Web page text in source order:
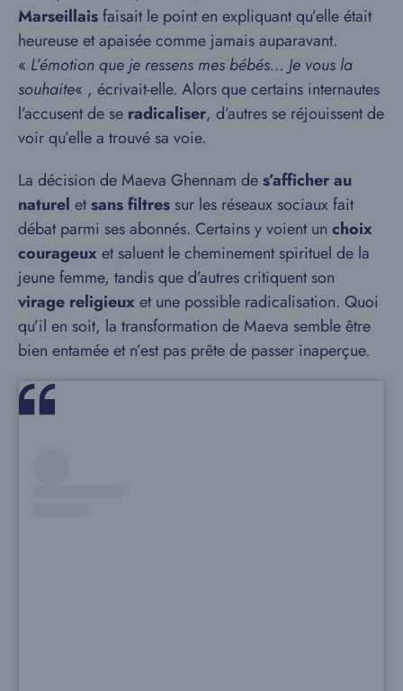
Marseillaisfaisait le point en expliquant qu’elle était
heureuse et apaisée comme jamais auparavant.
« L’émotion que je ressens mes bébés… Je vous la
souhaite« , écrivait-elle. Alors que certains internautes
l’accusent de se radicaliser, d’autres se réjouissent de
voir qu’elle a trouvé sa voie.
La décision de Maeva Ghennam des’afficher au
naturel etsans filtres sur les réseaux sociaux fait
débat parmi ses abonnés. Certains y voient un choix
courageux et saluent le cheminement spirituel de la
jeune femme, tandis que d’autres critiquent son
virage religieux et une possible radicalisation. Quoi
qu’il en soit, la transformation de Maeva semble être
bien entamée et n’est pas prête de passer inaperçue.